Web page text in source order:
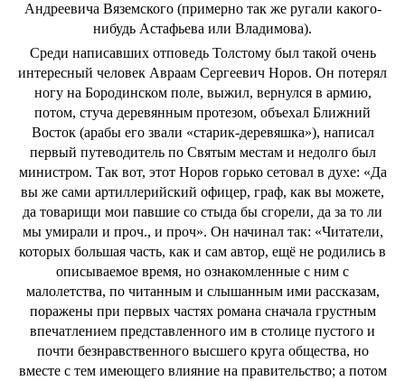
Андреевича Вяземского (примерно так же ругали какого-
нибудь Астафьева или Владимова).
Среди написавших отповедь Толстому был такой очень
интересный человек Авраам Сергеевич Норов. Он потерял
ногу на Бородинском поле, выжил, вернулся в армию,
потом, стуча деревянным протезом, объехал Ближний
Восток (арабы его звали «старик-деревяшка»), написал
первый путеводитель по Святым местам и недолго был
министром. Так вот, этот Норов горько сетовал в духе: «Да
вы же сами артиллерийский офицер, граф, как вы можете,
да товарищи мои павшие со стыда бы сгорели, да за то ли
мы умирали и проч., и проч». Он начинал так: «Читатели,
которых большая часть, как и сам автор, ещё не родились в
описываемое время, но ознакомленные с ним с
малолетства, по читанным и слышанным ими рассказам,
поражены при первых частях романа сначала грустным
впечатлением представленного им в столице пустого и
почти безнравственного высшего круга общества, но
вместе с тем имеющего влияние на правительство; а потом